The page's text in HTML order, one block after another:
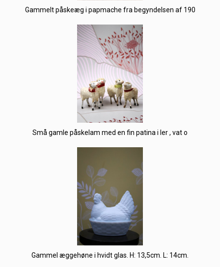
Gammelt påskeæg i papmache fra begyndelsen af 190
Små gamle påskelam med en fin patina i ler , vat o
Gammel æggehøne i hvidt glas. H: 13,5cm. L: 14cm.